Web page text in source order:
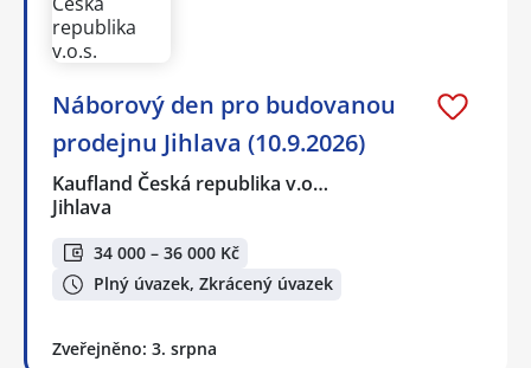
Náborový den pro budovanou
prodejnu Jihlava (10.9.2026)
Kaufland Česká republika v.o…
Jihlava
34 000 – 36 000 Kč
Plný úvazek, Zkrácený úvazek
Zveřejněno: 3. srpna